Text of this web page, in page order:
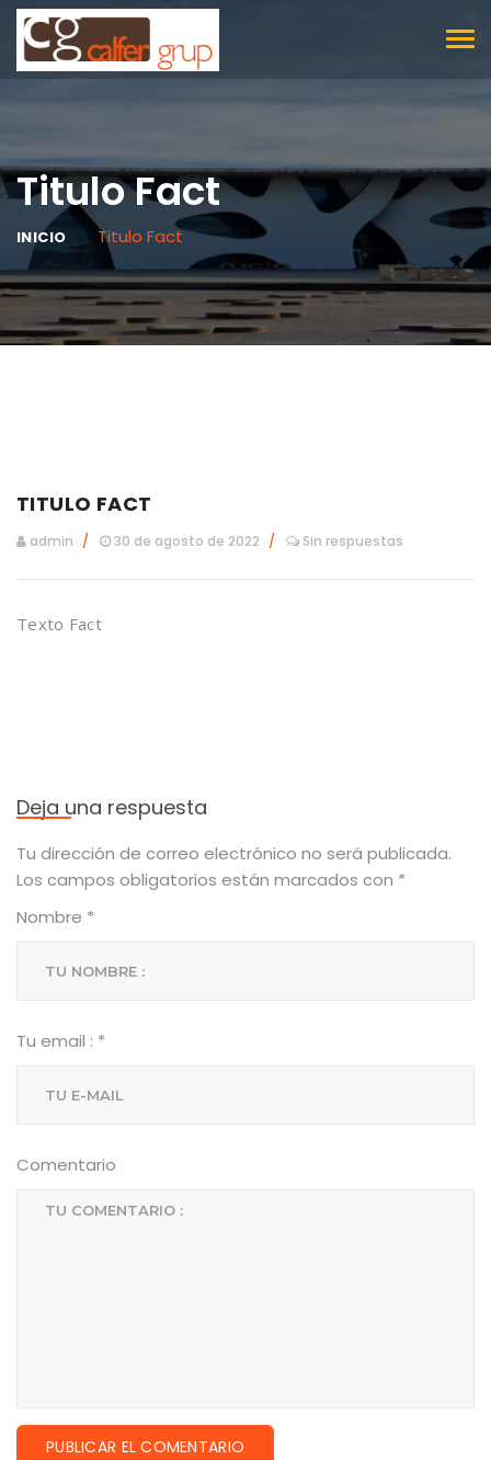
Titulo Fact
INICIO Titulo Fact
TITULO FACT
admin 30 de agosto de 2022 Sin respuestas
Texto Fact
Deja una respuesta
Tu dirección de correo electrónico no será publicada.
Los campos obligatorios están marcados con *
Nombre *
Tu email : *
Comentario